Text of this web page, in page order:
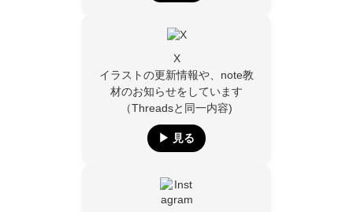
X
イラストの更新情報や、note教
材のお知らせをしています
（Threadsと同一内容)
▶︎ 見る